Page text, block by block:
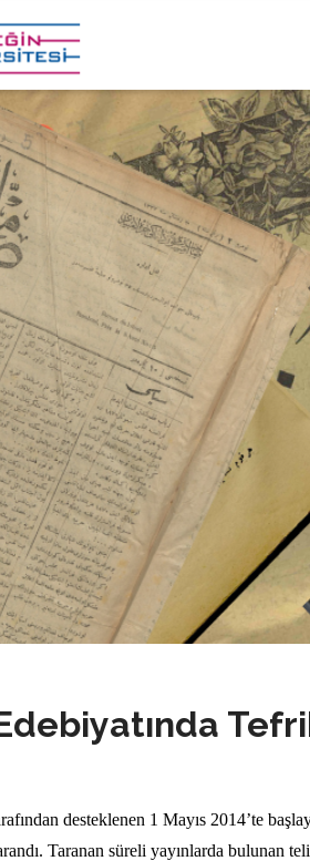
desteklenen 1 Mayıs 2014’te
Taranan süreli yayınlarda